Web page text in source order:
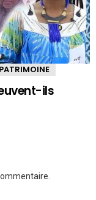
PATRIMOINE
ils